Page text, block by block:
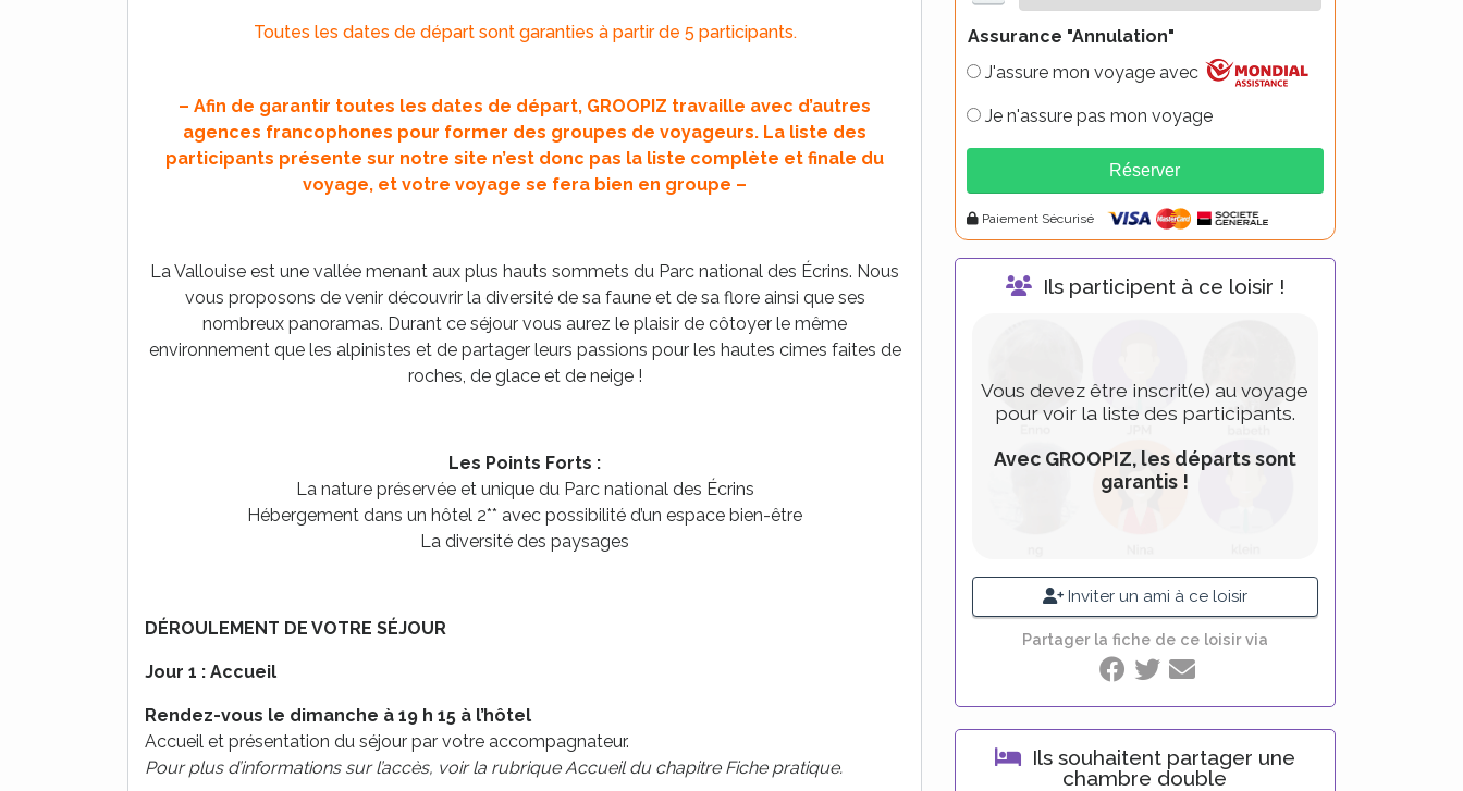
Toutes les dates de départ sont garanties à partir de 5 participants.
– Afin de garantir toutes les dates de départ, GROOPIZ travaille avec d’autres
agences francophones pour former des groupes de voyageurs. La liste des
participants présente sur notre site n’est donc pas la liste complète et finale du
voyage, et votre voyage se fera bien en groupe –
La Vallouise est une vallée menant aux plus hauts sommets du Parc national des Écrins. Nous
vous proposons de venir découvrir la diversité de sa faune et de sa flore ainsi que ses
nombreux panoramas. Durant ce séjour vous aurez le plaisir de côtoyer le même
environnement que les alpinistes et de partager leurs passions pour les hautes cimes faites de
roches, de glace et de neige !
Les Points Forts :
La nature préservée et unique du Parc national des Écrins
Hébergement dans un hôtel 2** avec possibilité d’un espace bien-être
La diversité des paysages
DÉROULEMENT DE VOTRE SÉJOUR
Jour 1 : Accueil
Rendez-vous le dimanche à 19 h 15 à l’hôtel
Accueil et présentation du séjour par votre accompagnateur.
Pour plus d’informations sur l’accès, voir la rubrique Accueil du chapitre Fiche pratique.
Assurance "Annulation"
J'assure mon voyage avec
Je n'assure pas mon voyage
Réserver
Alternative:
Paiement Sécurisé
Ils participent à ce loisir !
Vous devez être inscrit(e) au voyage
pour voir la liste des participants.
Avec GROOPIZ, les départs sont
garantis !
Inviter un ami à ce loisir
Partager la fiche de ce loisir via
Ils souhaitent partager une
chambre double